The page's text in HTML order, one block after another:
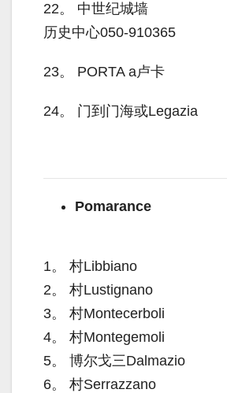
22。
中世纪城墙
历史中心050-910365
23。 PORTA a卢卡
24。 门到门海或Legazia
Pomarance
1。
村Libbiano
2。
村Lustignano
3。
村Montecerboli
4。
村Montegemoli
5。
博尔戈三Dalmazio
6。
村Serrazzano